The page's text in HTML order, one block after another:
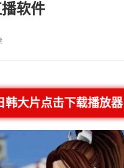
软件
韩大片点击下载播放器